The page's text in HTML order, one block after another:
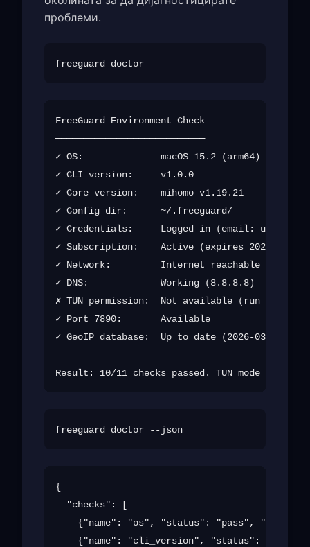
проблеми.
FreeGuard Environment Check
───────────────────────────
✓ OS:              macOS 15.2 (arm64)
✓ CLI version:     v1.0.0
✓ Core version:    mihomo v1.19.21
✓ Config dir:      ~/.freeguard/
✓ Credentials:     Logged in (email:
✓ Subscription:    Active (expires 2026-12-01)
✓ Network:         Internet reachable
✓ DNS:             Working (8.8.8.8)
✗ TUN permission:  Not available (run with
✓ Port 7890:       Available
✓ GeoIP database:  Up to date (2026-03-15)
{
  "checks": [
{"name": "os", "status": "pass",
{"name": "cli_version", "status": "pass",